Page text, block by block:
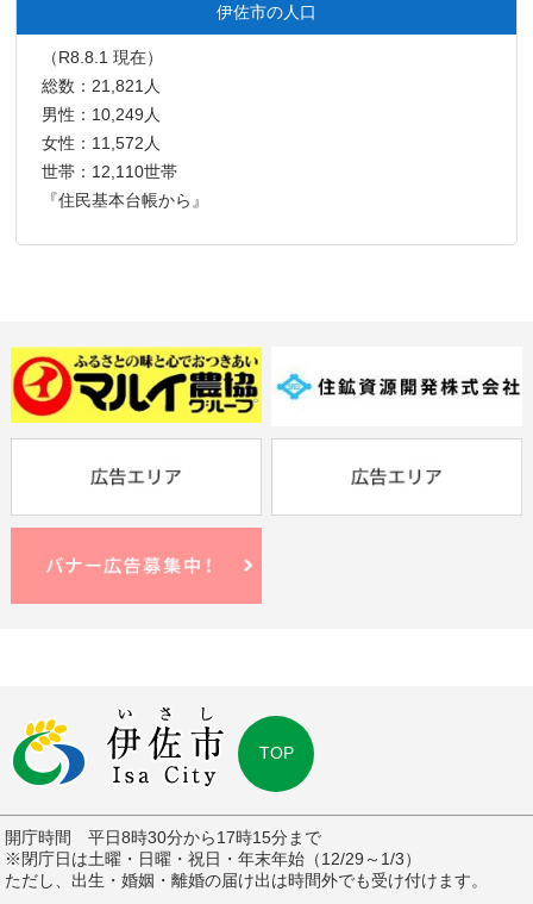
伊佐市の人口
（R8.8.1 現在）
総数：21,821人
男性：10,249人
女性：11,572人
世帯：12,110世帯
『住民基本台帳から』
TOP
開庁時間 平日8時30分から17時15分まで
※閉庁日は土曜・日曜・祝日・年末年始（12/29～1/3）
ただし、出生・婚姻・離婚の届け出は時間外でも受け付けます。